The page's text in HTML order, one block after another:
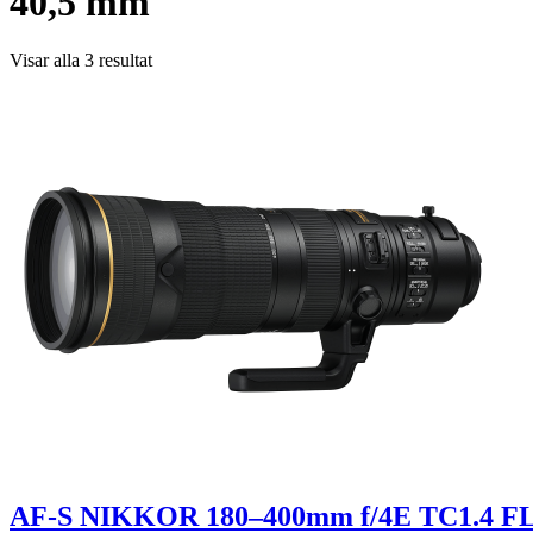
Visar alla 3 resultat
AF-S NIKKOR 180–400mm f/4E TC1.4